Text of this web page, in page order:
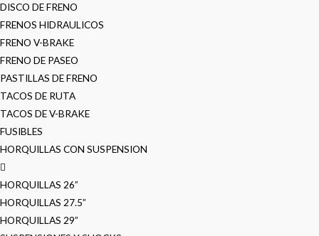
DISCO DE FRENO
FRENOS HIDRAULICOS
FRENO V-BRAKE
FRENO DE PASEO
PASTILLAS DE FRENO
TACOS DE RUTA
TACOS DE V-BRAKE
FUSIBLES
HORQUILLAS CON SUSPENSION
HORQUILLAS 26”
HORQUILLAS 27.5”
HORQUILLAS 29”